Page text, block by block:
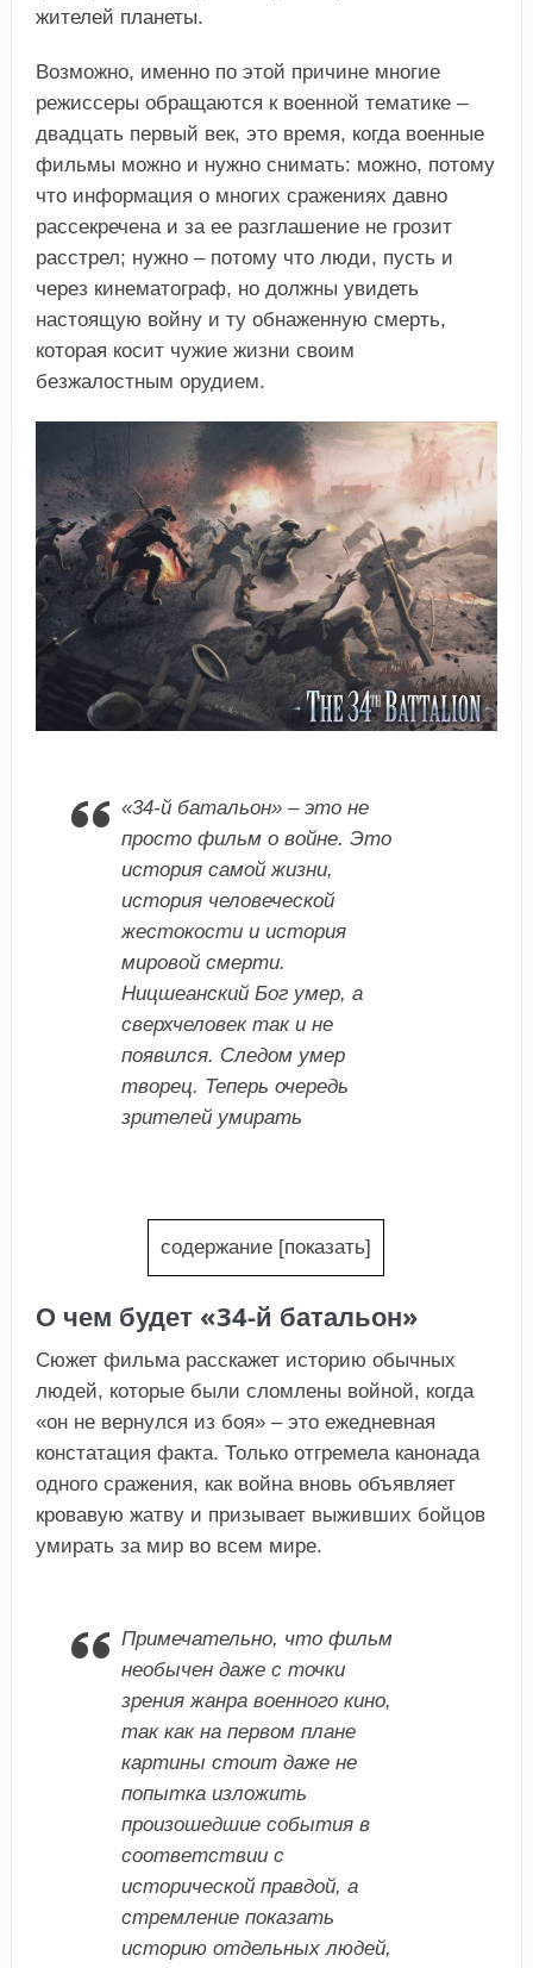
жителей планеты.
Возможно, именно по этой причине многие
режиссеры обращаются к военной тематике –
двадцать первый век, это время, когда военные
фильмы можно и нужно снимать: можно, потому
что информация о многих сражениях давно
рассекречена и за ее разглашение не грозит
расстрел; нужно – потому что люди, пусть и
через кинематограф, но должны увидеть
настоящую войну и ту обнаженную смерть,
которая косит чужие жизни своим
безжалостным орудием.
«34-й батальон» – это не
просто фильм о войне. Это
история самой жизни,
история человеческой
жестокости и история
мировой смерти.
Ницшеанский Бог умер, а
сверхчеловек так и не
появился. Следом умер
творец. Теперь очередь
зрителей умирать
содержание [показать]
О чем будет «34-й батальон»
Сюжет фильма расскажет историю обычных
людей, которые были сломлены войной, когда
«он не вернулся из боя» – это ежедневная
констатация факта. Только отгремела канонада
одного сражения, как война вновь объявляет
кровавую жатву и призывает выживших бойцов
умирать за мир во всем мире.
Примечательно, что фильм
необычен даже с точки
зрения жанра военного кино,
так как на первом плане
картины стоит даже не
попытка изложить
произошедшие события в
соответствии с
исторической правдой, а
стремление показать
историю отдельных людей,